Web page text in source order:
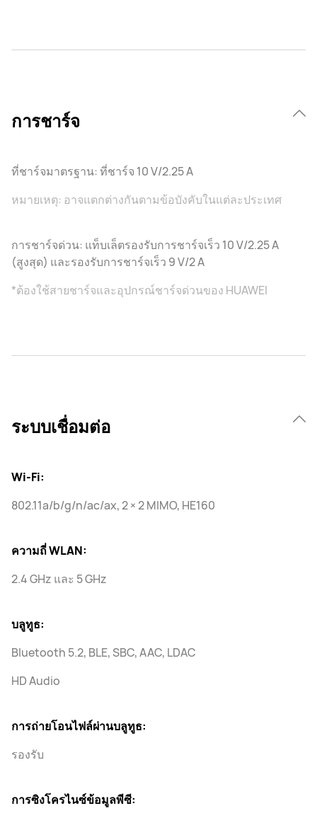
การชาร์จ
ที่ชาร์จมาตรฐาน: ที่ชาร์จ 10 V/2.25 A
หมายเหตุ: อาจแตกต่างกันตามข้อบังคับในแต่ละประเทศ
การชาร์จด่วน: แท็บเล็ตรองรับการชาร์จเร็ว 10 V/2.25 A
(สูงสุด) และรองรับการชาร์จเร็ว 9 V/2 A
*ต้องใช้สายชาร์จและอุปกรณ์ชาร์จด่วนของ HUAWEI
ระบบเชื่อมต่อ
Wi-Fi:
802.11a/b/g/n/ac/ax, 2 × 2 MIMO, HE160
ความถี่ WLAN:
2.4 GHz และ 5 GHz
บลูทูธ:
Bluetooth 5.2, BLE, SBC, AAC, LDAC
HD Audio
การถ่ายโอนไฟล์ผ่านบลูทูธ:
รองรับ
การซิงโครไนซ์ข้อมูลพีซี: